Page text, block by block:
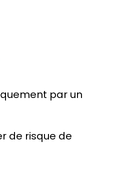
par un
de risque de